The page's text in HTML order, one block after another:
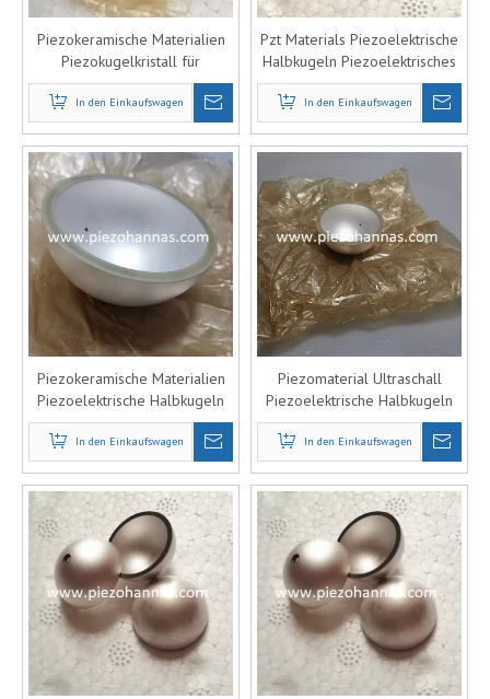
Piezokeramische Materialien
Piezokugelkristall für
Sonarsensor
In den Einkaufswagen
Pzt Materials Piezoelektrische
Halbkugeln Piezoelektrisches
Blatt für
Unterwasserkommunikation
In den Einkaufswagen
Piezokeramische Materialien
Piezoelektrische Halbkugeln
Piezoelektrische Komponenten
für die Unterwasserakustik
In den Einkaufswagen
Piezomaterial Ultraschall
Piezoelektrische Halbkugeln
Kristalle für Hydrophon
In den Einkaufswagen